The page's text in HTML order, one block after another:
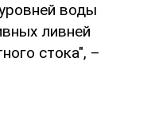
воды
ливней
стока", –